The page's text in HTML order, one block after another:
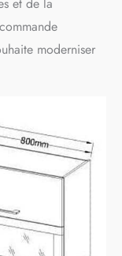
et de la
moderniser